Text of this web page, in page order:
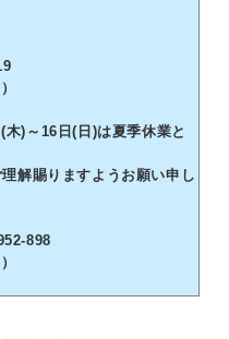
）
)～16日(日)は夏季休業と
解賜りますようお願い申し
898
）